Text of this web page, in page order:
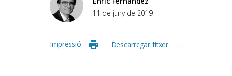
11 de juny de 2019
Impressió Descarregar fitxer